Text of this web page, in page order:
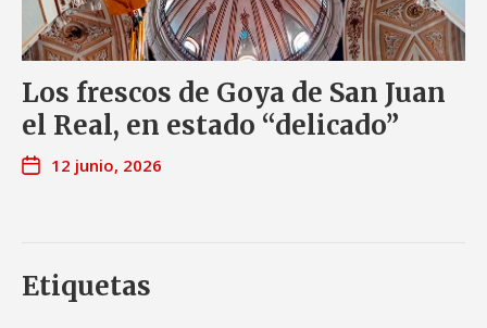
Los frescos de Goya de San Juan
el Real, en estado “delicado”
12 junio, 2026
Etiquetas